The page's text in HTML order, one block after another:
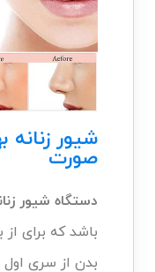
شیور زنانه
صورت
دستگاه شیور
باشد که برای
بدن از سری اول